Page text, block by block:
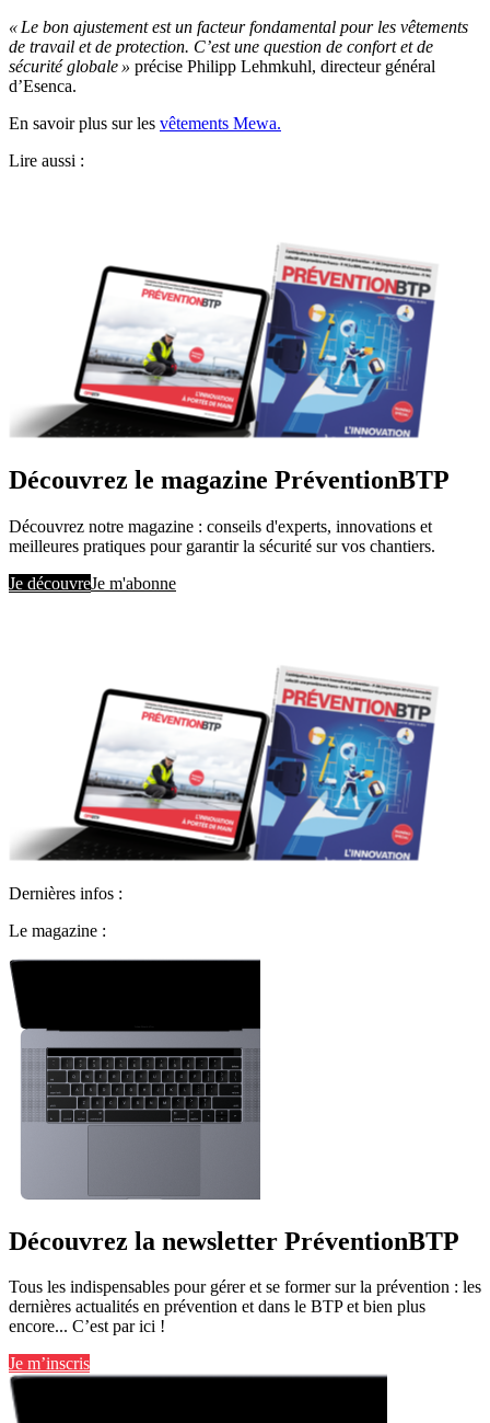
« Le bon ajustement est un facteur fondamental pour les vêtements
de travail et de protection. C’est une question de confort et de
sécurité globale » précise Philipp Lehmkuhl, directeur général
d’Esenca.
En savoir plus sur les vêtements Mewa.
Lire aussi :
Découvrez le magazine PréventionBTP
Découvrez notre magazine : conseils d'experts, innovations et
meilleures pratiques pour garantir la sécurité sur vos chantiers.
Je découvreJe m'abonne
Dernières infos :
Le magazine :
Découvrez la newsletter PréventionBTP
Tous les indispensables pour gérer et se former sur la prévention : les
dernières actualités en prévention et dans le BTP et bien plus
encore... C’est par ici !
Je m’inscris